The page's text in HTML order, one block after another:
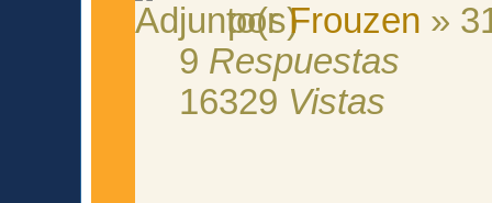
porFrouzen »
9 Respuestas
16329 Vistas